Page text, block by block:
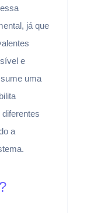
já que
e
uma
a